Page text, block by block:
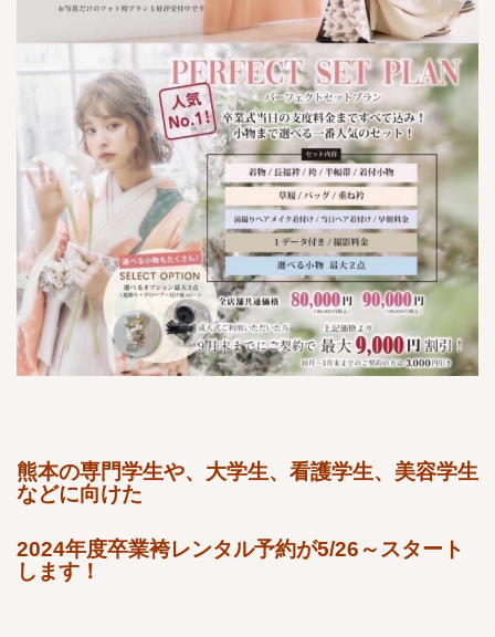
熊本の専門学生や、大学生、看護学生、美容学生
などに向けた
2024年度卒業袴レンタル予約が5/26～スタート
します！